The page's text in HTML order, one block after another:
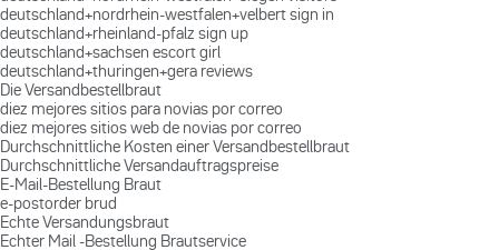
deutschland+nordrhein-westfalen+velbert sign in
deutschland+rheinland-pfalz sign up
deutschland+sachsen escort girl
deutschland+thuringen+gera reviews
Die Versandbestellbraut
diez mejores sitios para novias por correo
diez mejores sitios web de novias por correo
Durchschnittliche Kosten einer Versandbestellbraut
Durchschnittliche Versandauftragspreise
E-Mail-Bestellung Braut
e-postorder brud
Echte Versandungsbraut
Echter Mail -Bestellung Brautservice